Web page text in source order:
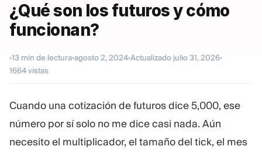
¿Qué son los futuros y cómo
funcionan?
13 min de lectura agosto 2, 2024 Actualizado julio 31, 2026
1664vistas
Cuando una cotización de futuros dice 5,000, ese
número por sí solo no me dice casi nada. Aún
necesito el multiplicador, el tamaño del tick, el mes
Solución Llave En Mano
Forex / CFD
Intercambio y
MÓDULOS
Plataforma De Trading Oficina De Soporte